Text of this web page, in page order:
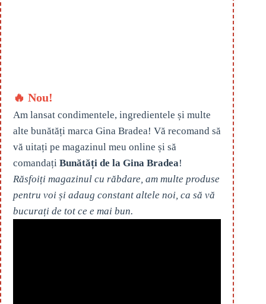
🔥 Nou!
Am lansat condimentele, ingredientele și multe
alte bunătăți marca Gina Bradea! Vă recomand să
vă uitați pe magazinul meu online și să
comandați Bunătăți de la Gina Bradea!
Răsfoiți magazinul cu răbdare, am multe produse
pentru voi și adaug constant altele noi, ca să vă
bucurați de tot ce e mai bun.